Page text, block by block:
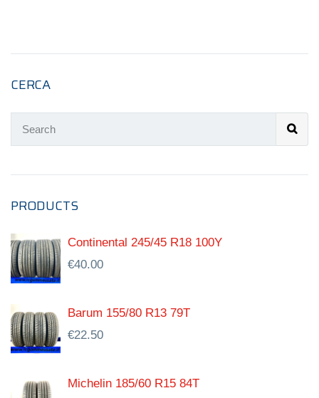
CERCA
PRODUCTS
Continental 245/45 R18 100Y
€40.00
Barum 155/80 R13 79T
€22.50
Michelin 185/60 R15 84T